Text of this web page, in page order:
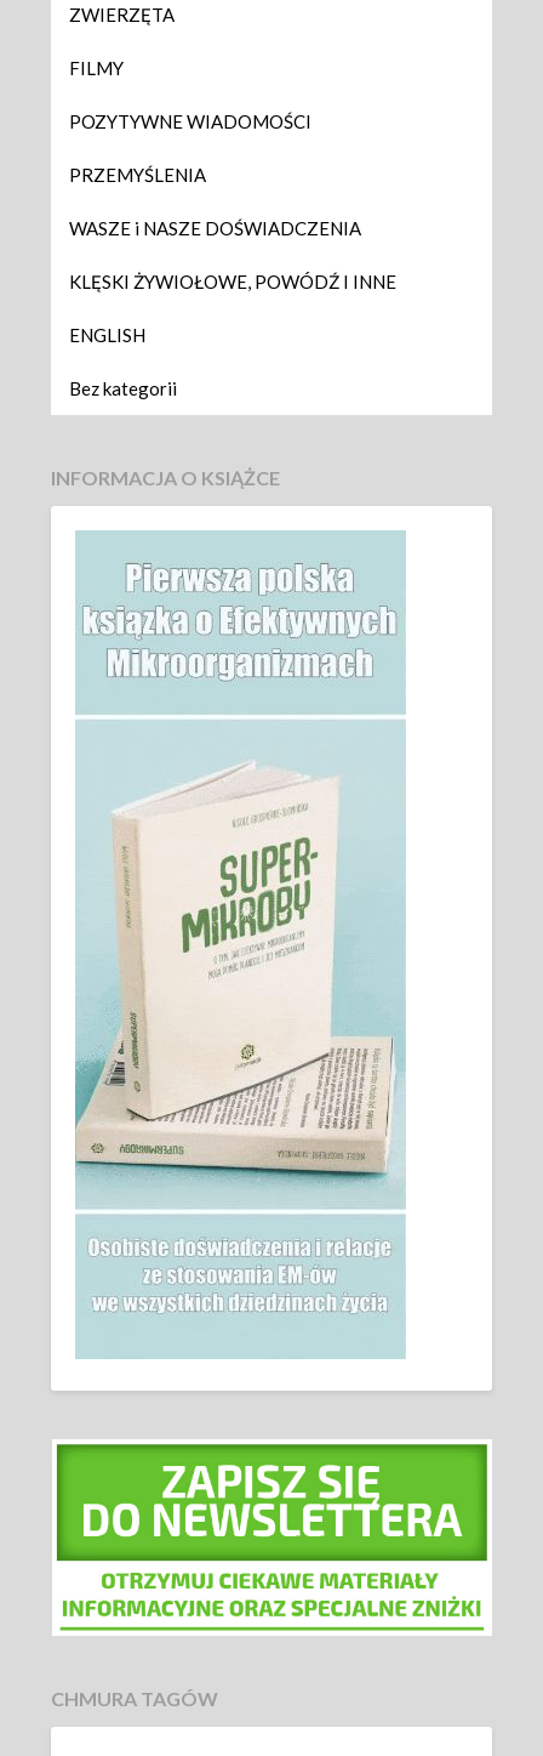
ZWIERZĘTA
FILMY
POZYTYWNE WIADOMOŚCI
PRZEMYŚLENIA
WASZE i NASZE DOŚWIADCZENIA
KLĘSKI ŻYWIOŁOWE, POWÓDŹ I INNE
ENGLISH
Bez kategorii
INFORMACJA O KSIĄŻCE
CHMURA TAGÓW